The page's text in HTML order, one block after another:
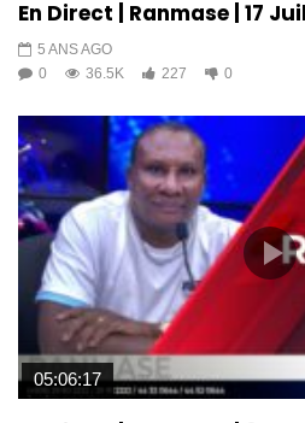
En Direct | Ranmase | 17
5 ANS AGO
0
36.5K 227 0
05:06:17